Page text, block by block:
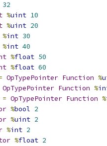
32
%uint 10
%uint 20
%int 30
%int 40
%float 50
%float 60
OpTypePointer Function %
OpTypePointer Function %
= OpTypePointer Function %
%bool 2
%uint 2
%int 2
%float 2